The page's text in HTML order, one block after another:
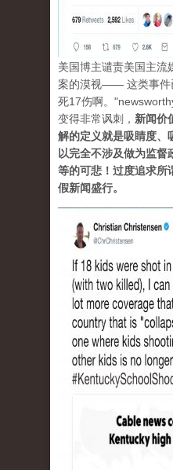
美国博主谴责美国主流
案的漠视—— 这类事件
死17伤啊。
变得非常讽刺， 新闻价
解的定义就是吸睛度、
以完全不涉及做为监
等的可悲！过度追求所
假新闻盛行。